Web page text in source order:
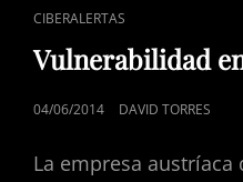
ENLACES
DE
CATEGORÍAS
CIBERALERTAS
Vulnerabilidad
PUBLICADO
04/06/2014 DAVID TORRES
La empresa